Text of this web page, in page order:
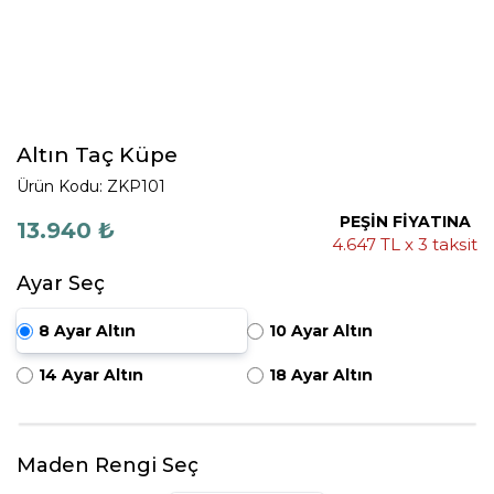
Altın Taç Küpe
Ürün Kodu: ZKP101
13.940 ₺ PEŞİN FİYATINA
4.647 TL x 3 taksit
Ayar Seç
8 Ayar Altın 10 Ayar Altın
14 Ayar Altın 18 Ayar Altın
Maden Rengi Seç